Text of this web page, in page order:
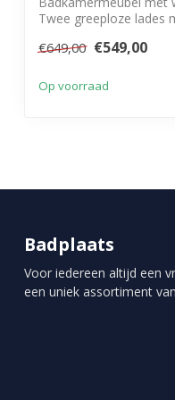
Twee greeploze lades
€649,00 €549,00
Op voorraad
Badplaats
Voor iedereen altijd een
een uniek assortiment